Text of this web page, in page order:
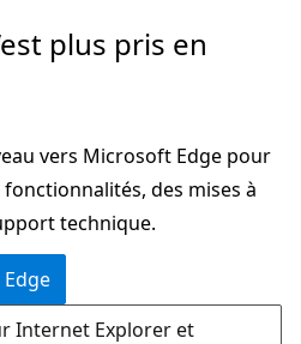
plus pris en
vers Microsoft Edge pour
des mises à
technique.
Internet Explorer et